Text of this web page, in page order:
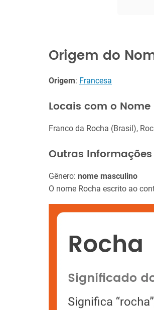
Origem do
Origem: Francesa
Locais com o Nome
Franco da Rocha (Brasil),
Outras
Gênero: nome masculino
O nome Rocha escrito ao